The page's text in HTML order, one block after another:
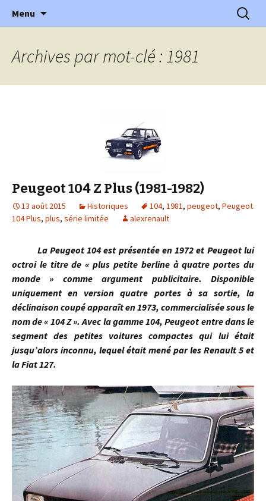
l'Automobile Ancienne
l'automobile ancienne : articles, historiques
…
Menu
Archives par mot-clé : 1981
Peugeot 104 Z Plus (1981-1982)
13 août 2015 Historiques 104, 1981, peugeot, Peugeot
104 Plus, plus, série limitée alexrenault
La Peugeot 104 est présentée en 1972 et Peugeot lui
octroi le titre de « plus petite berline à quatre portes du
monde » comme argument publicitaire. Disponible
uniquement en version quatre portes à sa sortie, la
déclinaison coupé apparaît en 1973, commercialisée sous le
nom de « 104 Z ». Avec la gamme 104, Peugeot entre dans le
segment des petites voitures compactes qui lui était
jusqu’alors inconnu, lequel était mené par les Renault 5 et
la Fiat 127.